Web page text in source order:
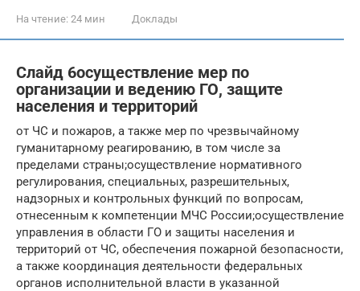
На чтение: 24 мин Доклады
Слайд 6осуществление мер по
организации и ведению ГО, защите
населения и территорий
от ЧС и пожаров, а также мер по чрезвычайному
гуманитарному реагированию, в том числе за
пределами страны;осуществление нормативного
регулирования, специальных, разрешительных,
надзорных и контрольных функций по вопросам,
отнесенным к компетенции МЧС России;осуществление
управления в области ГО и защиты населения и
территорий от ЧС, обеспечения пожарной безопасности,
а также координация деятельности федеральных
органов исполнительной власти в указанной